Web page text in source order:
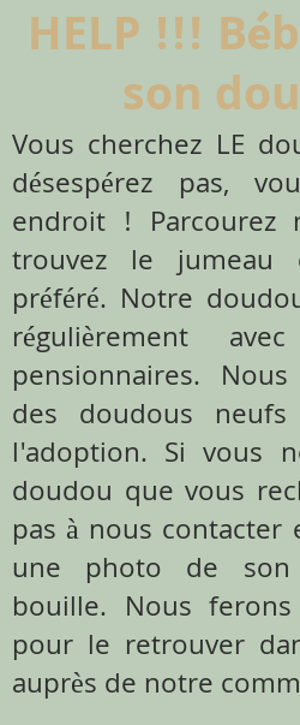
HELP !!!
son
Vous cherchez LE
désespérez pas,
endroit ! Parcourez
trouvez le jumeau
préféré. Notre
régulièrement
pensionnaires.
des doudous
l'adoption. Si vous
doudou que vous
pas à nous contacter
une photo de son
bouille. Nous
pour le retrouver
auprès de notre